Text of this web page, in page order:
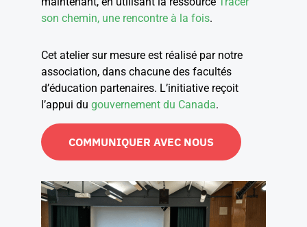
son chemin, une rencontre à la fois.
Cet atelier sur mesure est réalisé par notre
association, dans chacune des facultés
d’éducation partenaires. L’initiative reçoit
l’appui du gouvernement du Canada.
COMMUNIQUER AVEC NOUS